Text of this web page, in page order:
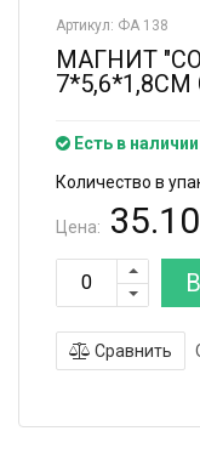
Артикул: ФА 138
МАГНИТ
7*5,6*1,8СМ
Есть в наличии
Количество в
Цена: 35.10
Сравнить